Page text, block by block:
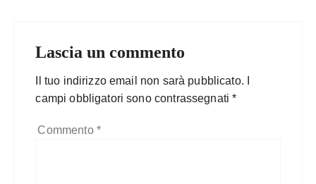
Lascia un commento
Il tuo indirizzo email non sarà pubblicato.
campi obbligatori sono contrassegnati*
Commento *